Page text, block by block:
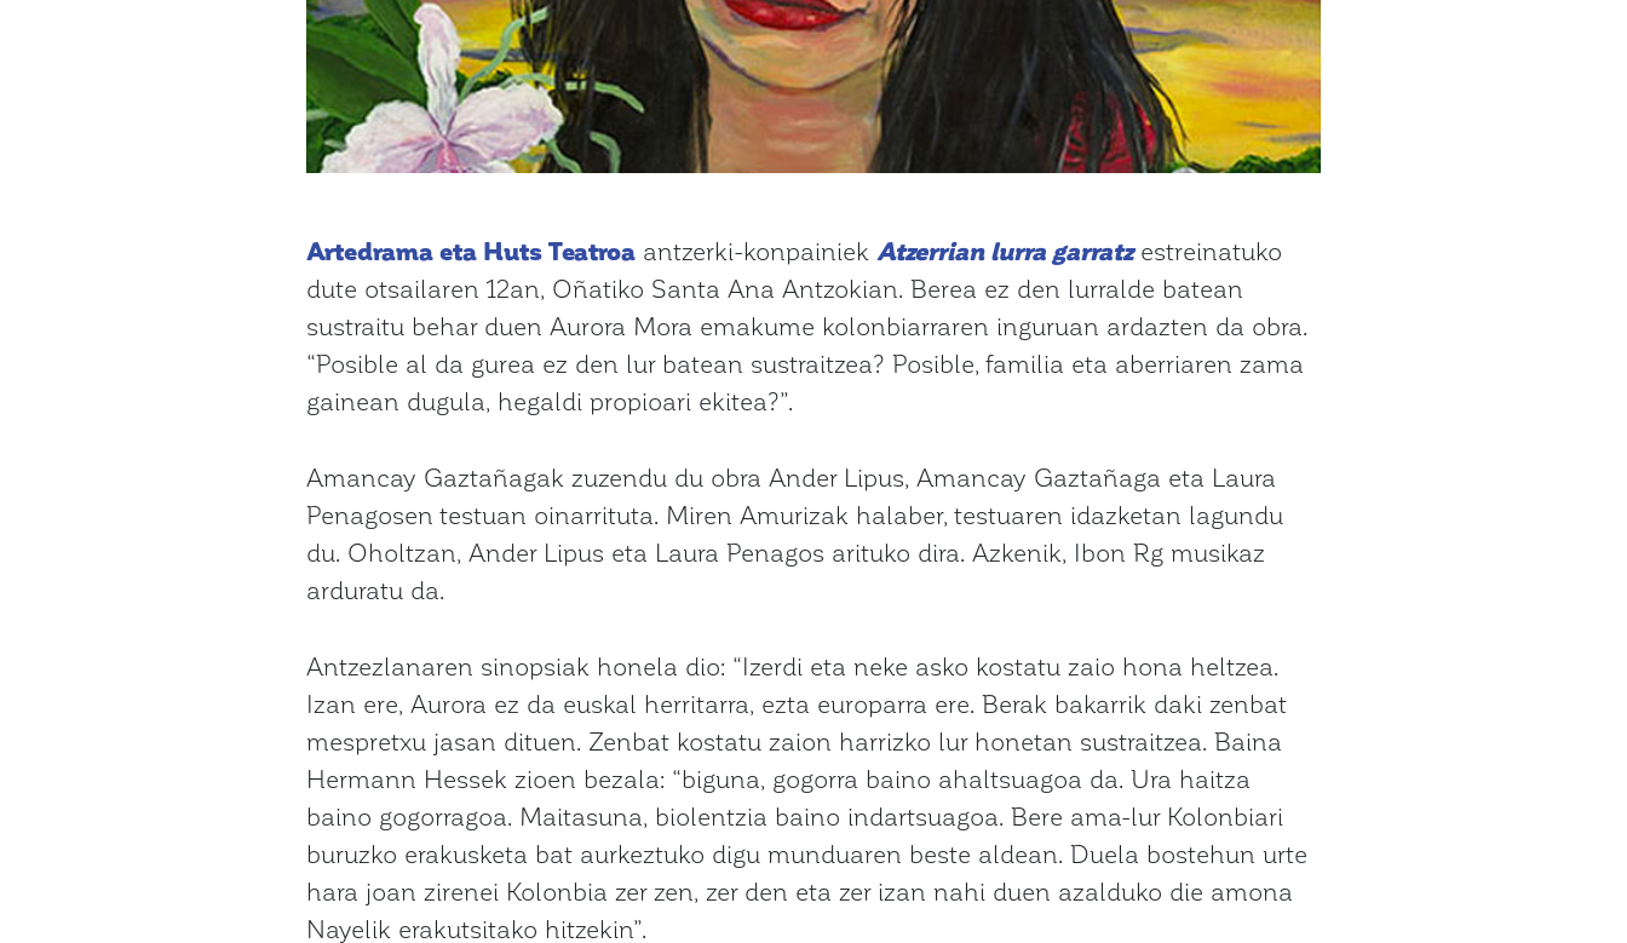
Artedrama eta Huts Teatroaantzerki-konpainiek Atzerrian lurra garratzestreinatuko
dute otsailaren 12an, Oñatiko Santa Ana Antzokian. Berea ez den lurralde batean
sustraitu behar duen Aurora Mora emakume kolonbiarraren inguruan ardazten da obra.
“Posible al da gurea ez den lur batean sustraitzea? Posible, familia eta aberriaren zama
gainean dugula, hegaldi propioari ekitea?”.
Amancay Gaztañagak zuzendu du obra Ander Lipus, Amancay Gaztañaga eta Laura
Penagosen testuan oinarrituta. Miren Amurizak halaber, testuaren idazketan lagundu
du. Oholtzan, Ander Lipus eta Laura Penagos arituko dira. Azkenik, Ibon Rg musikaz
arduratu da.
Antzezlanaren sinopsiak honela dio: “Izerdi eta neke asko kostatu zaio hona heltzea.
Izan ere, Aurora ez da euskal herritarra, ezta europarra ere. Berak bakarrik daki zenbat
mespretxu jasan dituen. Zenbat kostatu zaion harrizko lur honetan sustraitzea. Baina
Hermann Hessek zioen bezala: “biguna, gogorra baino ahaltsuagoa da. Ura haitza
baino gogorragoa. Maitasuna, biolentzia baino indartsuagoa. Bere ama-lur Kolonbiari
buruzko erakusketa bat aurkeztuko digu munduaren beste aldean. Duela bostehun urte
hara joan zirenei Kolonbia zer zen, zer den eta zer izan nahi duen azalduko die amona
Nayelik erakutsitako hitzekin”.